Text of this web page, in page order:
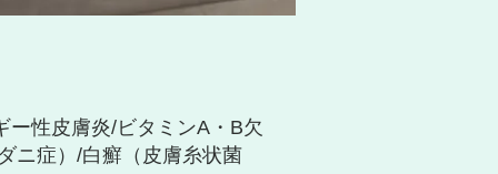
ー性皮膚炎/ビタミンA・B欠
ニ症）/白癬（皮膚糸状菌